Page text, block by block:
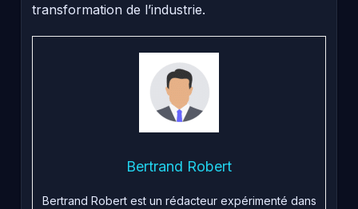
transformation de l’industrie.
Bertrand Robert
Bertrand Robert est un rédacteur expérimenté dans